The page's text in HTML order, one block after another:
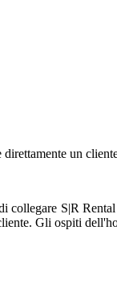
un
collegare S|R
Gli ospiti